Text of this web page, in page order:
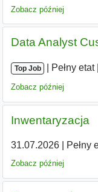
Zobacz później
Data Analyst
Top Job Pełny etat|
Zobacz później
Inwentaryzacja
31.07.2026| Pełny
Zobacz później